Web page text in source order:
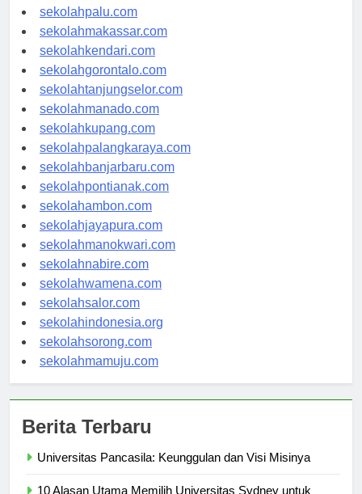
sekolahsurabaya.com
sekolahpalu.com
sekolahmakassar.com
sekolahkendari.com
sekolahgorontalo.com
sekolahtanjungselor.com
sekolahmanado.com
sekolahkupang.com
sekolahpalangkaraya.com
sekolahbanjarbaru.com
sekolahpontianak.com
sekolahambon.com
sekolahjayapura.com
sekolahmanokwari.com
sekolahnabire.com
sekolahwamena.com
sekolahsalor.com
sekolahindonesia.org
sekolahsorong.com